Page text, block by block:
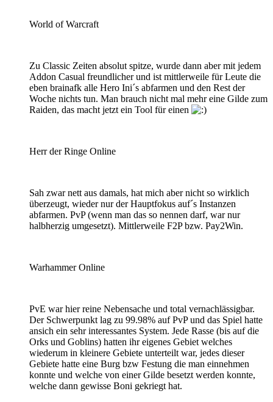
World of Warcraft
Zu Classic Zeiten absolut spitze, wurde dann aber mit jedem
Addon Casual freundlicher und ist mittlerweile für Leute die
eben brainafk alle Hero Ini´s abfarmen und den Rest der
Woche nichts tun. Man brauch nicht mal mehr eine Gilde zum
Raiden, das macht jetzt ein Tool für einen
Herr der Ringe Online
Sah zwar nett aus damals, hat mich aber nicht so wirklich
überzeugt, wieder nur der Hauptfokus auf´s Instanzen
abfarmen. PvP (wenn man das so nennen darf, war nur
halbherzig umgesetzt). Mittlerweile F2P bzw. Pay2Win.
Warhammer Online
PvE war hier reine Nebensache und total vernachlässigbar.
Der Schwerpunkt lag zu 99.98% auf PvP und das Spiel hatte
ansich ein sehr interessantes System. Jede Rasse (bis auf die
Orks und Goblins) hatten ihr eigenes Gebiet welches
wiederum in kleinere Gebiete unterteilt war, jedes dieser
Gebiete hatte eine Burg bzw Festung die man einnehmen
konnte und welche von einer Gilde besetzt werden konnte,
welche dann gewisse Boni gekriegt hat.